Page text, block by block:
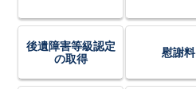
後遺障害等級認定
の取得
慰謝料